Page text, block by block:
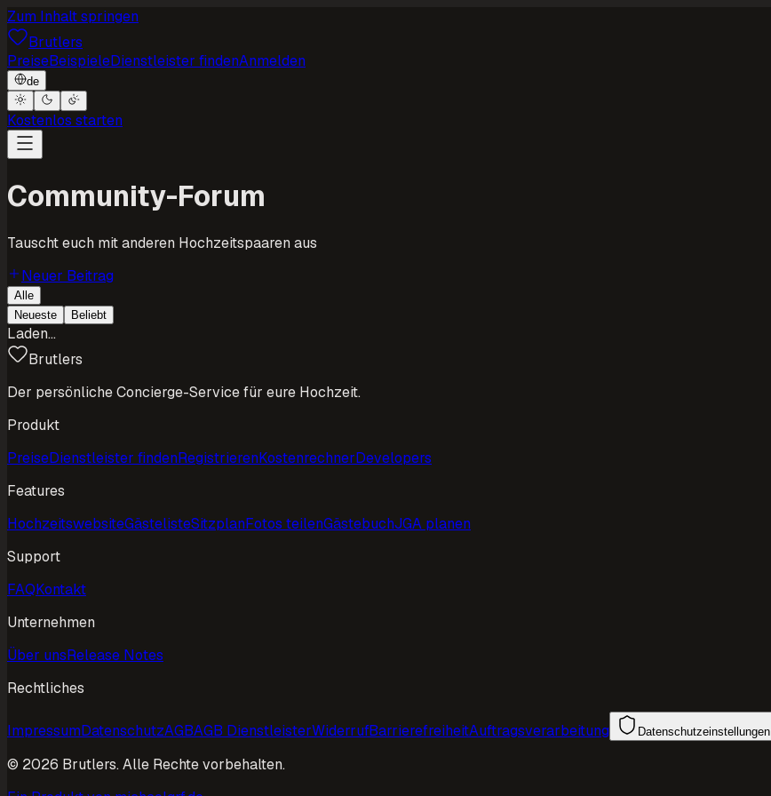
Zum Inhalt springen
Brutlers
PreiseBeispieleDienstleister findenAnmelden
de
Kostenlos starten
Community-Forum
Tauscht euch mit anderen Hochzeitspaaren aus
Neuer Beitrag
Alle
Neueste
Beliebt
Laden…
Brutlers
Der persönliche Concierge-Service für eure Hochzeit.
Produkt
PreiseDienstleister findenRegistrierenKostenrechnerDevelopers
Features
HochzeitswebsiteGästelisteSitzplanFotos teilenGästebuchJGA planen
Support
FAQKontakt
Unternehmen
Über unsRelease Notes
Rechtliches
ImpressumDatenschutzAGBAGB DienstleisterWiderrufBarrierefreiheitAuftragsverarbeitung Datenschutzeinstellungen
© 2026 Brutlers. Alle Rechte vorbehalten.